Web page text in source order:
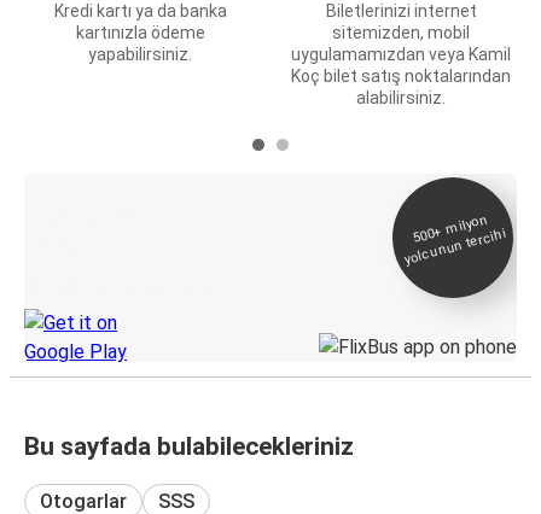
Kredi kartı ya da banka
kartınızla ödeme
yapabilirsiniz.
Biletlerinizi internet
sitemizden, mobil
uygulamamızdan veya Kamil
Koç bilet satış noktalarından
alabilirsiniz.
500+
milyon
yolcunun tercihi
Bu sayfada bulabilecekleriniz
Otogarlar SSS